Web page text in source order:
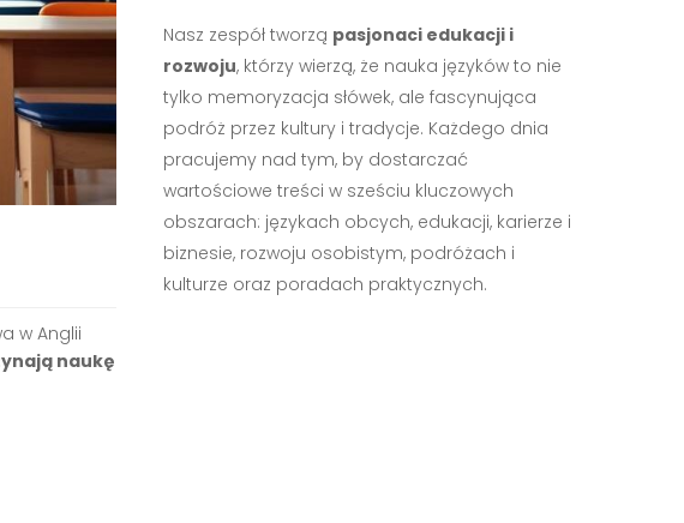
w Anglii
naukę
Nasz zespół tworzą pasjonaci edukacji i
rozwoju, którzy wierzą, że nauka języków to nie
tylko memoryzacja słówek, ale fascynująca
podróż przez kultury i tradycje. Każdego dnia
pracujemy nad tym, by dostarczać
wartościowe treści w sześciu kluczowych
obszarach: językach obcych, edukacji, karierze i
biznesie, rozwoju osobistym, podróżach i
kulturze oraz poradach praktycznych.